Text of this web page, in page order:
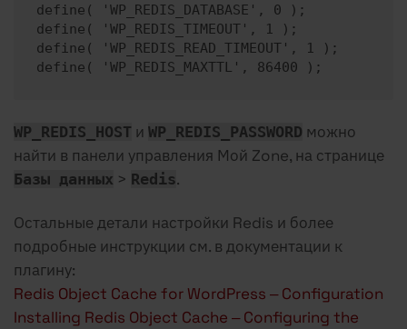
define( 'WP_REDIS_DATABASE', 0 );
define( 'WP_REDIS_TIMEOUT', 1 );
define( 'WP_REDIS_READ_TIMEOUT', 1 );
define( 'WP_REDIS_MAXTTL', 86400 );
WP_REDIS_HOST и WP_REDIS_PASSWORD можно
найти в панели управления Мой Zone, на странице
Базы данных > Redis.
Остальные детали настройки Redis и более
подробные инструкции см. в документации к
плагину:
Redis Object Cache for WordPress – Configuration
Installing Redis Object Cache – Configuring the